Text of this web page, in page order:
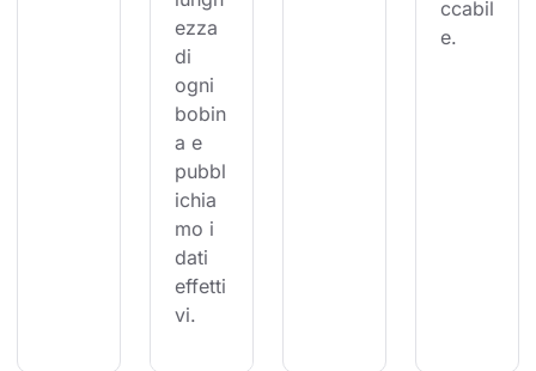
ezza
di
ogni
bobin
a e
pubbl
ichia
mo i
dati
effetti
vi.
ccabil
e.